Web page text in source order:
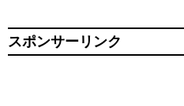
スポンサーリンク